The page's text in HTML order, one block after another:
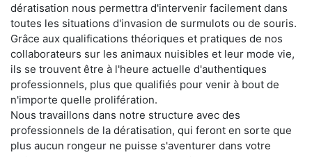
dératisation nous permettra d'intervenir facilement dans
toutes les situations d'invasion de surmulots ou de souris.
Grâce aux qualifications théoriques et pratiques de nos
collaborateurs sur les animaux nuisibles et leur mode vie,
ils se trouvent être à l'heure actuelle d'authentiques
professionnels, plus que qualifiés pour venir à bout de
n'importe quelle prolifération.
Nous travaillons dans notre structure avec des
professionnels de la dératisation, qui feront en sorte que
plus aucun rongeur ne puisse s'aventurer dans votre